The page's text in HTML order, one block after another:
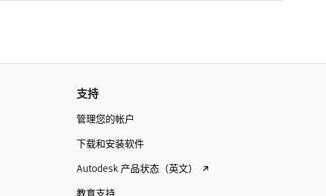
支持
管理您的帐户
下载和安装软件
Autodesk 产品状态（英文）
教育支持